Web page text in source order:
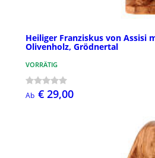
Heiliger Franziskus von Assisi
Olivenholz, Grödnertal
VORRÄTIG
Ab € 29,00